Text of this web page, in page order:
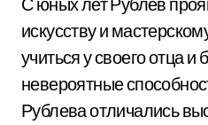
искусству и
учиться у своего отца
невероятные
Рублева отличались